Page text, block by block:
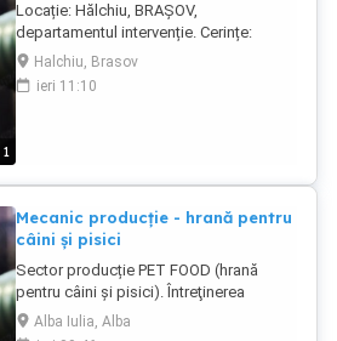
1
Locație: Hălchiu, BRAȘOV,
departamentul intervenție. Cerințe:
Studii: școală profesională liceu de
profil. Instruire, calificare în specialitatea
de mecanic. Capacitate bună de
Capacitate de colaborare și de execuție
a sarcinilor în echipă. Seriozitate,
disciplină și punctualitate. Atribuții
funcționale: Remediază eventualele
defecţiuni mecanice apărute la utilajele
şi instalaţiile tehnologice. Participă la
intervențiile operative și de întreținere
Halchiu, Brasov
ieri 11:10
Mecanic producție - hrană pentru
câini și pisici
Sector producție PET FOOD (hrană
pentru câini și pisici). Întreţinerea
mecanică a utilajelor şi instalaţiilor
tehnologice în parametrii funcţionali.
Alba Iulia, Alba